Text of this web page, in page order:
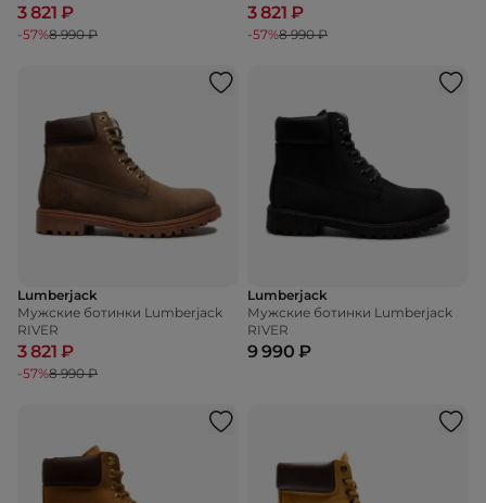
3 821 ₽
-57%8 990 ₽
3 821 ₽
-57%8 990 ₽
Lumberjack
Мужские ботинки Lumberjack
RIVER
3 821 ₽
-57%8 990 ₽
Lumberjack
Мужские ботинки Lumberjack
RIVER
9 990 ₽